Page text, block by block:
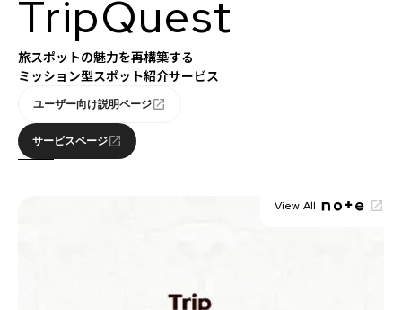
TripQuest
旅スポットの魅力を再構築する
ミッション型スポット紹介サービス
ユーザー向け説明ページopen_in_new
サービスページopen_in_new
View All launch